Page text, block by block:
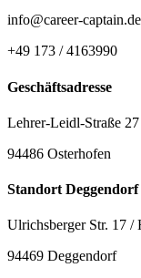
info@career-captain.de
+49 173 / 4163990
Geschäftsadresse
Lehrer-Leidl-Straße 27
94486 Osterhofen
Standort Deggendorf
Ulrichsberger Str. 17 /
94469 Deggendorf